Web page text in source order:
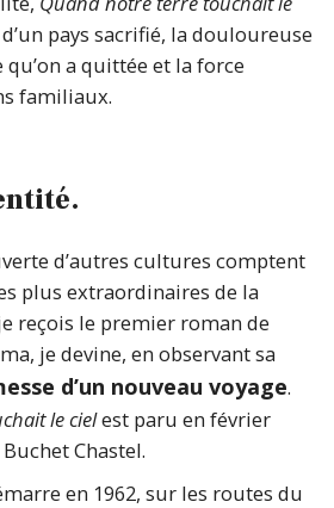
pays sacrifié, la douloureuse
a quittée et la force
familiaux.
d’autres cultures comptent
plus extraordinaires de la
reçois le premier roman de
je devine, en observant sa
d’un nouveau voyage.
le cielest paru en février
Chastel.
en 1962, sur les routes du